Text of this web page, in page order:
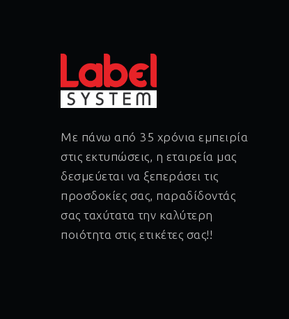
Με πάνω από 35 χρόνια εμπειρία
στις εκτυπώσεις, η εταιρεία μας
δεσμεύεται να ξεπεράσει τις
προσδοκίες σας, παραδίδοντάς
σας ταχύτατα την καλύτερη
ποιότητα στις ετικέτες σας!!